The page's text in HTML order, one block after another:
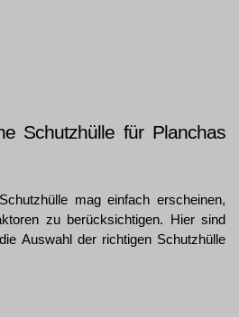
Schutzhülle für Planchas
mag einfach erscheinen,
zu berücksichtigen. Hier sind
Auswahl der richtigen Schutzhülle